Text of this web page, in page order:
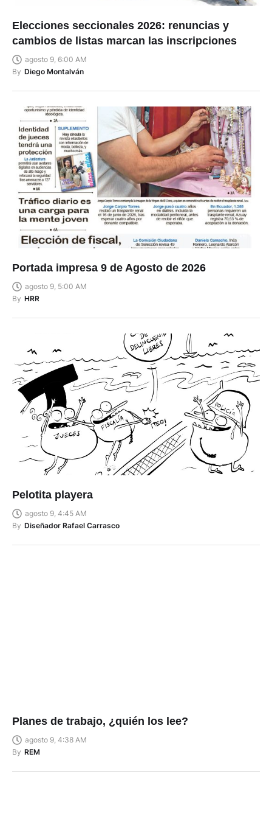
Elecciones seccionales 2026: renuncias y
cambios de listas marcan las inscripciones
agosto 9, 6:00 AM
By Diego Montalván
Portada impresa 9 de Agosto de 2026
agosto 9, 5:00 AM
By HRR
Pelotita playera
agosto 9, 4:45 AM
By Diseñador Rafael Carrasco
Planes de trabajo, ¿quién los lee?
agosto 9, 4:38 AM
By REM